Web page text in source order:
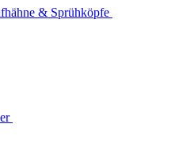
& Sprühköpfe